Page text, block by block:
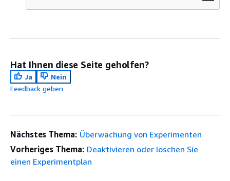
Hat Ihnen diese Seite geholfen?
Ja
Nein
Feedback geben
Nächstes Thema: Überwachung von Experimenten
Vorheriges Thema: Deaktivieren oder löschen Sie
einen Experimentplan